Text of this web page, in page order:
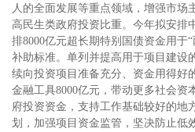
人的全面发展等重点领域，增强市场
高民生类政府投资比重。今年拟安排
排8000亿元超长期特别国债资金用于
补助标准。单列并提高用于项目建设
续向投资项目准备充分、资金用得好
金融工具8000亿元，带动更多社会资
府投资资金，支持工作基础较好的地
划，加强项目资金监管，坚决防止低